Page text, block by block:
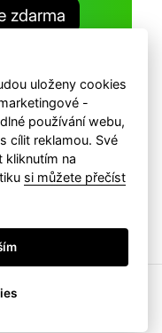
zdarma
vaše preference
si k čemu vaše
uloženy cookies
-
používání webu,
cílit reklamou. Své
kliknutím na
si můžete přečíst